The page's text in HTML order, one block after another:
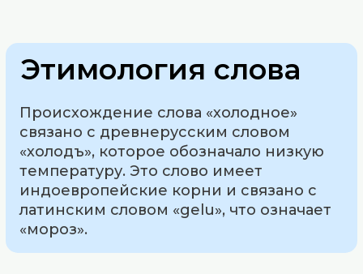
Этимология слова
Происхождение слова «холодное»
связано с древнерусским словом
«холодъ», которое обозначало низкую
температуру. Это слово имеет
индоевропейские корни и связано с
латинским словом «gelu», что означает
«мороз».